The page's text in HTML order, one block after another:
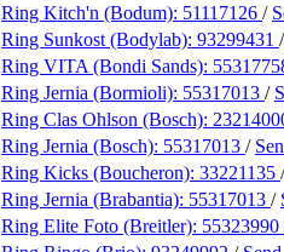
Ring Kitch'n (Bodum): 51117126 /
Ring Sunkost (Bodylab): 93299431 /
Ring VITA (Bondi Sands):
Ring Jernia (Bormioli): 55317013 /
Ring Clas Ohlson (Bosch):
Ring Jernia (Bosch): 55317013 /
Ring Kicks (Boucheron): 33221135
Ring Jernia (Brabantia): 55317013 /
Ring Elite Foto (Breitler): 55323990